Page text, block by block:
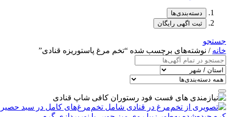
دسته‌بندی‌ها
ثبت اگهی رایگان
جستجو
خانه / نوشته‌های برچسب شده “تخم‌ مرغ پاستوریزه قنادی”